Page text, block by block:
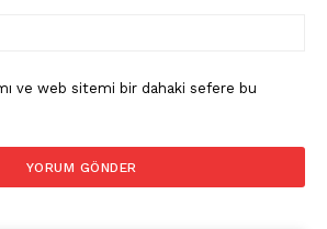
Haber Gazetesi
Gazetesi
ve web sitemi bir dahaki sefere bu